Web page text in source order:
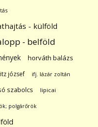
- külföld
- belföld
horváth balázs
józsef ifj. lázár zoltán
szabolcs lipicai
polgárőrök